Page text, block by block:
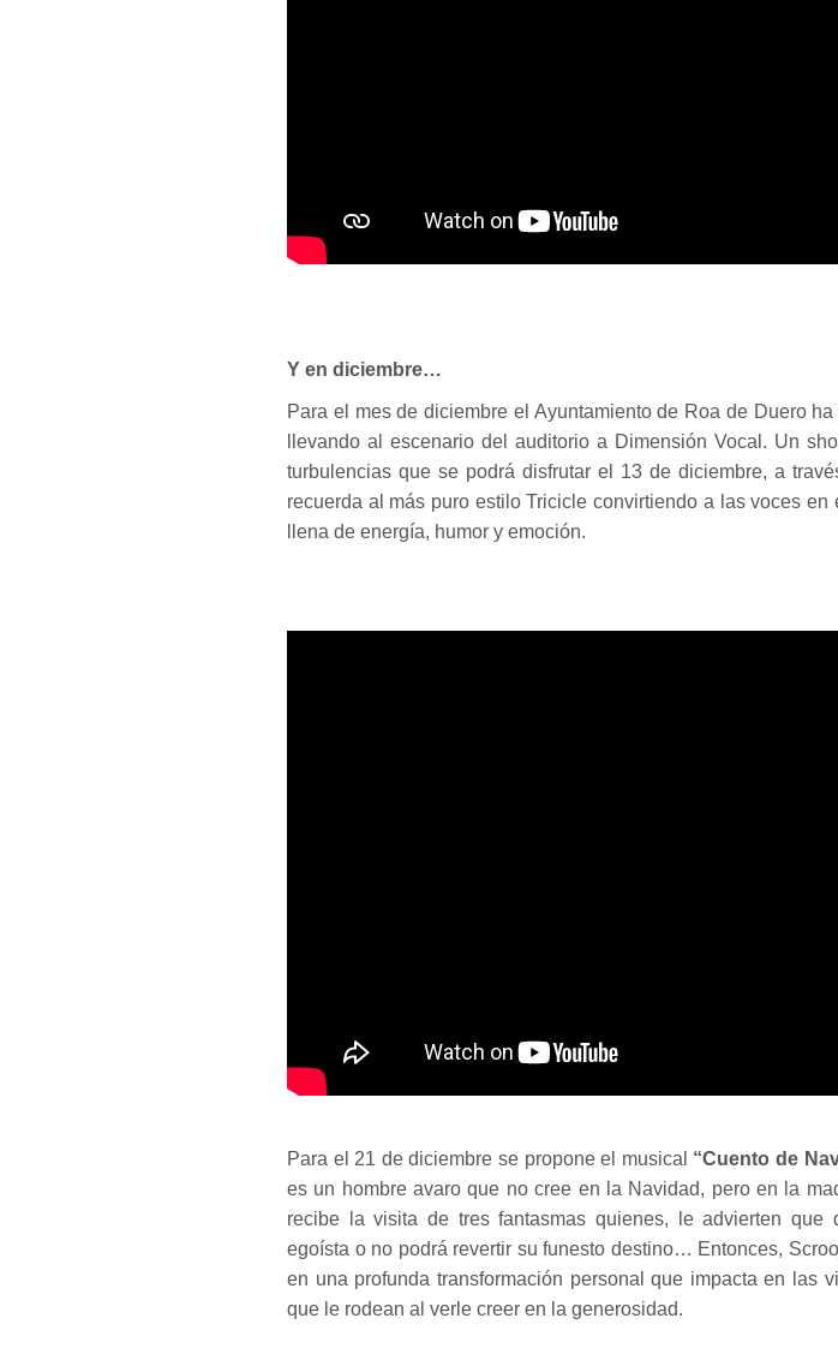
Y en diciembre…
Para el mes de diciembre el Ayuntamiento de Roa de Duero
llevando al escenario del auditorio a Dimensión Vocal. Un
turbulencias que se podrá disfrutar el 13 de diciembre, a
recuerda al más puro estilo Tricicle convirtiendo a las voces en
llena de energía, humor y emoción.
Para el 21 de diciembre se propone el musical “Cuento de
es un hombre avaro que no cree en la Navidad, pero en la
recibe la visita de tres fantasmas quienes, le advierten que
egoísta o no podrá revertir su funesto destino… Entonces,
en una profunda transformación personal que impacta en las
que le rodean al verle creer en la generosidad.